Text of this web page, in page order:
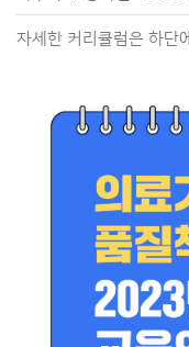
자세한 커리큘럼은 하단